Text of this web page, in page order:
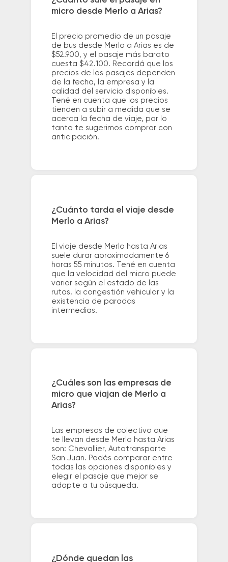
micro desde Merlo a Arias?
El precio promedio de un pasaje
de bus desde Merlo a Arias es de
$52.900, y el pasaje más barato
cuesta $42.100. Recordá que los
precios de los pasajes dependen
de la fecha, la empresa y la
calidad del servicio disponibles.
Tené en cuenta que los precios
tienden a subir a medida que se
acerca la fecha de viaje, por lo
tanto te sugerimos comprar con
anticipación.
¿Cuánto tarda el viaje desde
Merlo a Arias?
El viaje desde Merlo hasta Arias
suele durar aproximadamente 6
horas 55 minutos. Tené en cuenta
que la velocidad del micro puede
variar según el estado de las
rutas, la congestión vehicular y la
existencia de paradas
intermedias.
¿Cuáles son las empresas de
micro que viajan de Merlo a
Arias?
Las empresas de colectivo que
te llevan desde Merlo hasta Arias
son: Chevallier, Autotransporte
San Juan. Podés comparar entre
todas las opciones disponibles y
elegir el pasaje que mejor se
adapte a tu búsqueda.
¿Dónde quedan las